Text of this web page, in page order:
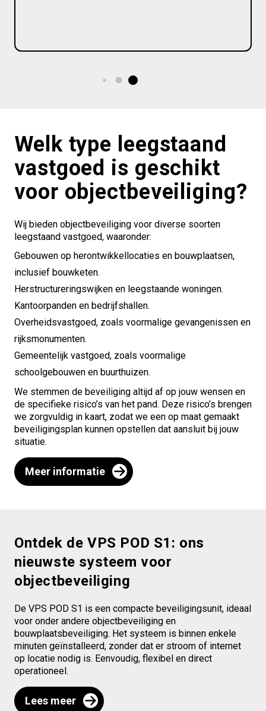
Welk type leegstaand
vastgoed is geschikt
voor objectbeveiliging?
Wij bieden objectbeveiliging voor diverse soorten
leegstaand vastgoed, waaronder:
Gebouwen op herontwikkellocaties en bouwplaatsen,
inclusief bouwketen.
Herstructureringswijken en leegstaande woningen.
Kantoorpanden en bedrijfshallen.
Overheidsvastgoed, zoals voormalige gevangenissen en
rijksmonumenten.
Gemeentelijk vastgoed, zoals voormalige
schoolgebouwen en buurthuizen.
We stemmen de beveiliging altijd af op jouw wensen en
de specifieke risico’s van het pand. Deze risico’s brengen
we zorgvuldig in kaart, zodat we een op maat gemaakt
beveiligingsplan kunnen opstellen dat aansluit bij jouw
situatie.
Meer informatie
Ontdek de VPS POD S1: ons
nieuwste systeem voor
objectbeveiliging
De VPS POD S1 is een compacte beveiligingsunit, ideaal
voor onder andere objectbeveiliging en
bouwplaatsbeveiliging. Het systeem is binnen enkele
minuten geïnstalleerd, zonder dat er stroom of internet
op locatie nodig is. Eenvoudig, flexibel en direct
operationeel.
Lees meer